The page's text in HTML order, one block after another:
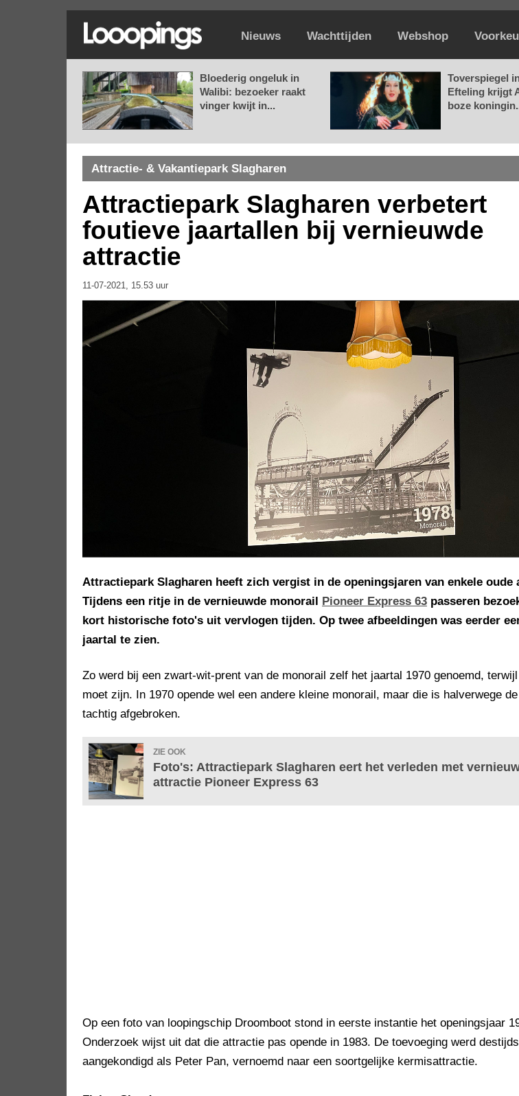
Nieuws Wachttijden Webshop
Bloederig ongeluk in
Walibi: bezoeker raakt
vinger kwijt in...
Toverspiegel
Efteling krijgt
boze
Attractie- & Vakantiepark Slagharen
Attractiepark Slagharen verbetert
foutieve jaartallen bij vernieuwde
attractie
11-07-2021, 15.53 uur
Attractiepark Slagharen heeft zich vergist in de openingsjaren van enkele oude
Tijdens een ritje in de vernieuwde monorail
Pioneer Express 63 passeren
kort historische foto's uit vervlogen tijden. Op twee afbeeldingen was eerder
jaartal te zien.
Zo werd bij een zwart-wit-prent van de monorail zelf het jaartal 1970 genoemd,
moet zijn. In 1970 opende wel een andere kleine monorail, maar die is halverwege
tachtig afgebroken.
ZIE OOK
Foto's: Attractiepark Slagharen eert het verleden met
attractie Pioneer Express 63
Op een foto van loopingschip Droomboot stond in eerste instantie het openingsjaar
Onderzoek wijst uit dat die attractie pas opende in 1983. De toevoeging werd destijds
aangekondigd als Peter Pan, vernoemd naar een soortgelijke kermisattractie.